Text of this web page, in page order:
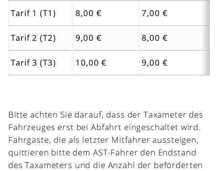
Tarif 1 (T1) 8,00 € 7,00 €
Tarif 2 (T2) 9,00 € 8,00 €
Tarif 3 (T3) 10,00 € 9,00 €
Bitte achten Sie darauf, dass der Taxameter des
Fahrzeuges erst bei Abfahrt eingeschaltet wird.
Fahrgäste, die als letzter Mitfahrer aussteigen,
quittieren bitte dem AST-Fahrer den Endstand
des Taxameters und die Anzahl der beförderten